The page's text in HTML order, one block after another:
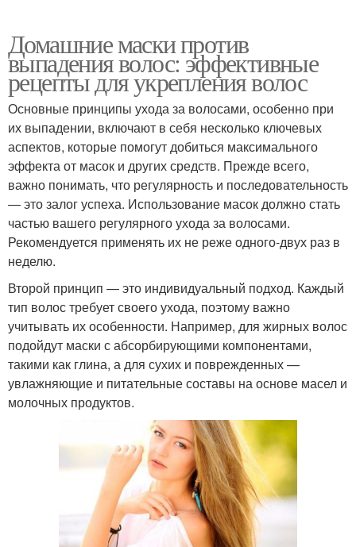
Домашние маски против
выпадения волос: эффективные
рецепты для укрепления волос
Основные принципы ухода за волосами, особенно при
их выпадении, включают в себя несколько ключевых
аспектов, которые помогут добиться максимального
эффекта от масок и других средств. Прежде всего,
важно понимать, что регулярность и последовательность
— это залог успеха. Использование масок должно стать
частью вашего регулярного ухода за волосами.
Рекомендуется применять их не реже одного-двух раз в
неделю.
Второй принцип — это индивидуальный подход. Каждый
тип волос требует своего ухода, поэтому важно
учитывать их особенности. Например, для жирных волос
подойдут маски с абсорбирующими компонентами,
такими как глина, а для сухих и поврежденных —
увлажняющие и питательные составы на основе масел и
молочных продуктов.